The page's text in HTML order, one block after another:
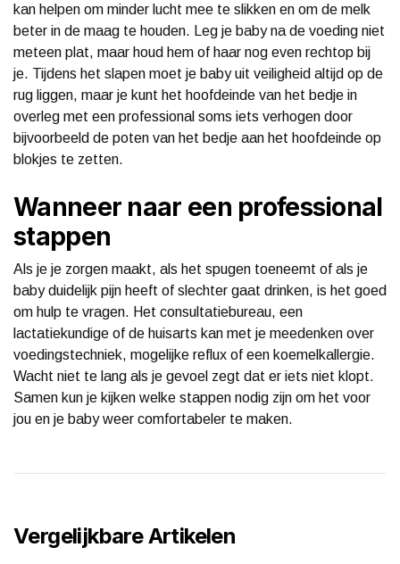
kan helpen om minder lucht mee te slikken en om de melk
beter in de maag te houden. Leg je baby na de voeding niet
meteen plat, maar houd hem of haar nog even rechtop bij
je. Tijdens het slapen moet je baby uit veiligheid altijd op de
rug liggen, maar je kunt het hoofdeinde van het bedje in
overleg met een professional soms iets verhogen door
bijvoorbeeld de poten van het bedje aan het hoofdeinde op
blokjes te zetten.
Wanneer naar een professional
stappen
Als je je zorgen maakt, als het spugen toeneemt of als je
baby duidelijk pijn heeft of slechter gaat drinken, is het goed
om hulp te vragen. Het consultatiebureau, een
lactatiekundige of de huisarts kan met je meedenken over
voedingstechniek, mogelijke reflux of een koemelkallergie.
Wacht niet te lang als je gevoel zegt dat er iets niet klopt.
Samen kun je kijken welke stappen nodig zijn om het voor
jou en je baby weer comfortabeler te maken.
Vergelijkbare Artikelen